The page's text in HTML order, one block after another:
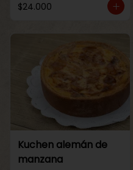
$24.000
Kuchen alemán de
manzana